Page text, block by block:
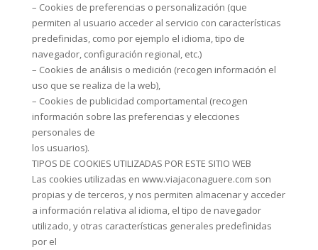
– Cookies de preferencias o personalización (que
permiten al usuario acceder al servicio con características
predefinidas, como por ejemplo el idioma, tipo de
navegador, configuración regional, etc.)
– Cookies de análisis o medición (recogen información el
uso que se realiza de la web),
– Cookies de publicidad comportamental (recogen
información sobre las preferencias y elecciones
personales de
los usuarios).
TIPOS DE COOKIES UTILIZADAS POR ESTE SITIO WEB
Las cookies utilizadas en www.viajaconaguere.com son
propias y de terceros, y nos permiten almacenar y acceder
a información relativa al idioma, el tipo de navegador
utilizado, y otras características generales predefinidas
por el